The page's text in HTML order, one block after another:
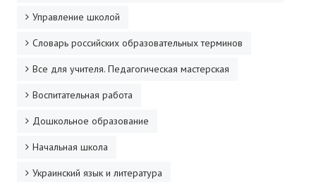
Управление школой
Словарь российских образовательных терминов
Все для учителя. Педагогическая мастерская
Воспитательная работа
Дошкольное образование
Начальная школа
Украинский язык и литература